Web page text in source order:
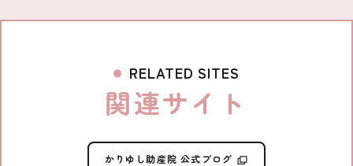
RELATED SITES
関連サイト
かりゆし助産院 公式ブログ